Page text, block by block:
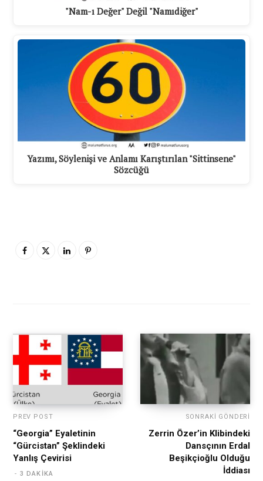
"Nam-ı Değer" Değil "Namıdiğer"
Yazımı, Söylenişi ve Anlamı Karıştırılan "Sittinsene"
Sözcüğü
PREV POST
“Georgia” Eyaletinin
“Gürcistan” Şeklindeki
Yanlış Çevirisi
3 DAKIKA
SONRAKI GÖNDERI
Zerrin Özer’in Klibindeki
Dansçının Erdal
Beşikçioğlu Olduğu
İddiası